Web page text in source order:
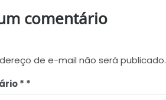
comentário
de e-mail não será publicado.
*